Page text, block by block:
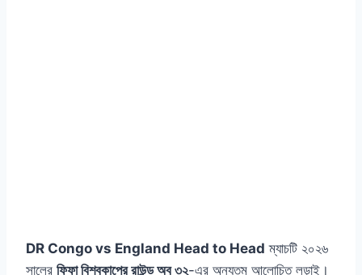
DR Congo vs England Head to Head ম্যাচটি ২০২৬
সালের ফিফা বিশ্বকাপের রাউন্ড অব ৩২-এর অন্যতম আলোচিত লড়াই।